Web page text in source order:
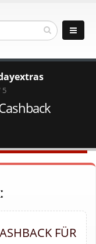
5
:
FÜR